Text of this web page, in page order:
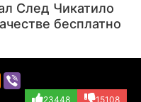
След Чикатило
бесплатно
23448 15108